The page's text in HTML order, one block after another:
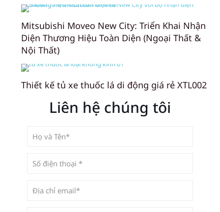
Mitsubishi Moveo New City: Triển Khai Nhận
Diện Thương Hiệu Toàn Diện (Ngoại Thất &
Nội Thất)
Thiết kế tủ xe thuốc lá di động giá rẻ XTL002
Liên hệ chúng tôi